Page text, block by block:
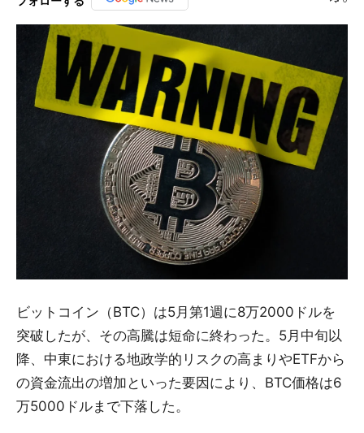
ビットコイン（BTC）は5月第1週に8万2000ドルを
突破したが、その高騰は短命に終わった。5月中旬以
降、中東における地政学的リスクの高まりやETFから
の資金流出の増加といった要因により、BTC価格は6
万5000ドルまで下落した。